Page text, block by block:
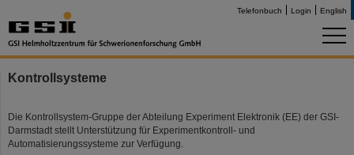
Telefonbuch Login English
Kontrollsysteme
Die Kontrollsystem-Gruppe der Abteilung Experiment Elektronik (EE) der GSI-
Darmstadt stellt Unterstützung für Experimentkontroll- und
Automatisierungssysteme zur Verfügung.